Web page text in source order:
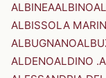
ALBINEAALBINO
ALBISSOLA
ALBUGNANO
ALDENOALDINO